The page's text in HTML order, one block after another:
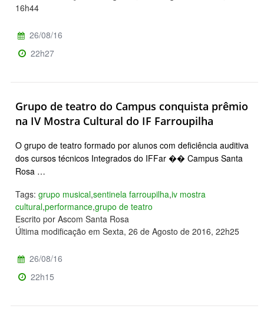
16h44
26/08/16
22h27
Grupo de teatro do Campus conquista prêmio
na IV Mostra Cultural do IF Farroupilha
O grupo de teatro formado por alunos com deficiência auditiva
dos cursos técnicos Integrados do IFFar �� Campus Santa
Rosa …
Tags: grupo musical,sentinela farroupilha,iv mostra
cultural,performance,grupo de teatro
Escrito por Ascom Santa Rosa
Última modificação em Sexta, 26 de Agosto de 2016, 22h25
26/08/16
22h15